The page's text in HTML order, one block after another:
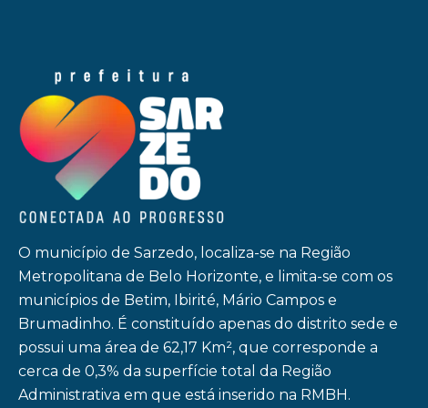
O município de Sarzedo, localiza-se na Região
Metropolitana de Belo Horizonte, e limita-se com os
municípios de Betim, Ibirité, Mário Campos e
Brumadinho. É constituído apenas do distrito sede e
possui uma área de 62,17 Km², que corresponde a
cerca de 0,3% da superfície total da Região
Administrativa em que está inserido na RMBH.